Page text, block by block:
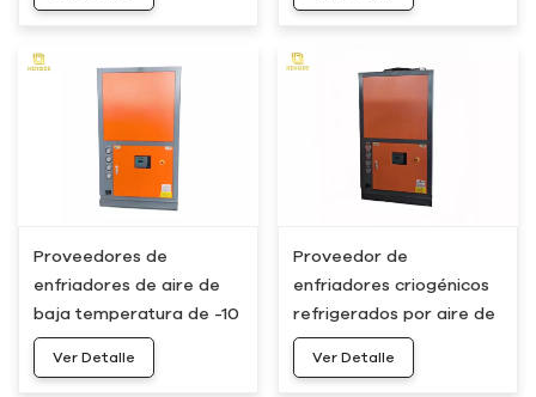
Proveedores de
enfriadores de aire de
baja temperatura de -10
°C y 20 hp
Ver Detalle
Proveedor de
enfriadores criogénicos
refrigerados por aire de
-10 ℃ y 25 hp
Ver Detalle